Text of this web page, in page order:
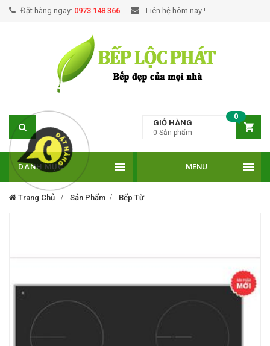
Đặt hàng ngay: 0973 148 366 Liên hệ hôm nay !
GIỎ HÀNG
0
0 Sản phẩm
DANH MỤC MENU
Trang Chủ Sản Phẩm Bếp Từ